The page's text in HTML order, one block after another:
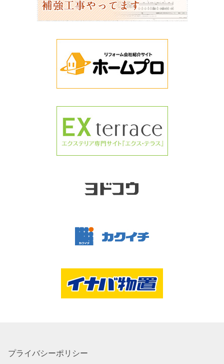
プライバシーポリシー